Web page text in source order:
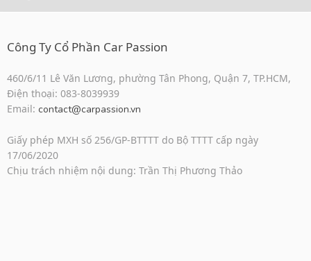
Công Ty Cổ Phần Car Passion
460/6/11 Lê Văn Lương, phường Tân Phong, Quận 7, TP.HCM,
Điện thoại: 083-8039939
Email: contact@carpassion.vn
Giấy phép MXH số 256/GP-BTTTT do Bộ TTTT cấp ngày
17/06/2020
Chịu trách nhiệm nội dung: Trần Thị Phương Thảo